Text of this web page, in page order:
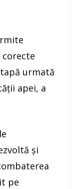
urmată
apei, a
și
pe